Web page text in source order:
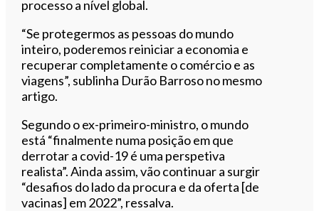
processo a nível global.
“Se protegermos as pessoas do mundo
inteiro, poderemos reiniciar a economia e
recuperar completamente o comércio e as
viagens”, sublinha Durão Barroso no mesmo
artigo.
Segundo o ex-primeiro-ministro, o mundo
está “finalmente numa posição em que
derrotar a covid-19 é uma perspetiva
realista”. Ainda assim, vão continuar a surgir
“desafios do lado da procura e da oferta [de
vacinas] em 2022”, ressalva.